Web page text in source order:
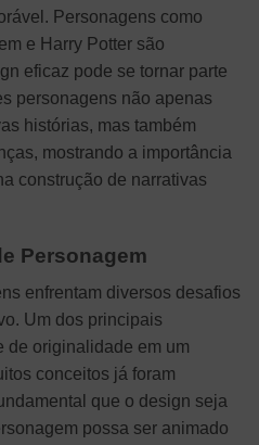
Personagens como
e Harry Potter são
eficaz pode se tornar parte
personagens não apenas
histórias, mas também
mostrando a importância
construção de narrativas
Personagem
enfrentam diversos desafios
Um dos principais
de originalidade em um
conceitos já foram
que o design seja
possa ser animado